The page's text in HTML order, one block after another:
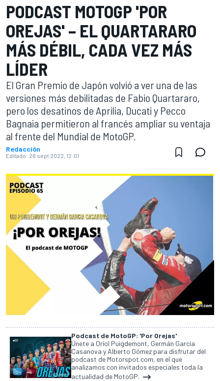
PODCAST MOTOGP 'POR
OREJAS' – EL QUARTARARO
MÁS DÉBIL, CADA VEZ MÁS
LÍDER
El Gran Premio de Japón volvió a ver una de las
versiones más debilitadas de Fabio Quartararo,
pero los desatinos de Aprilia, Ducati y Pecco
Bagnaia permitieron al francés ampliar su ventaja
al frente del Mundial de MotoGP.
Redacción
Editado: 26 sept 2022, 12:01
Podcast de MotoGP: 'Por Orejas'
Únete a Oriol Puigdemont, Germán García
Casanova y Alberto Gómez para disfrutar del
podcast de Motorspot.com, en el que
analizamos con invitados especiales toda la
actualidad de MotoGP.